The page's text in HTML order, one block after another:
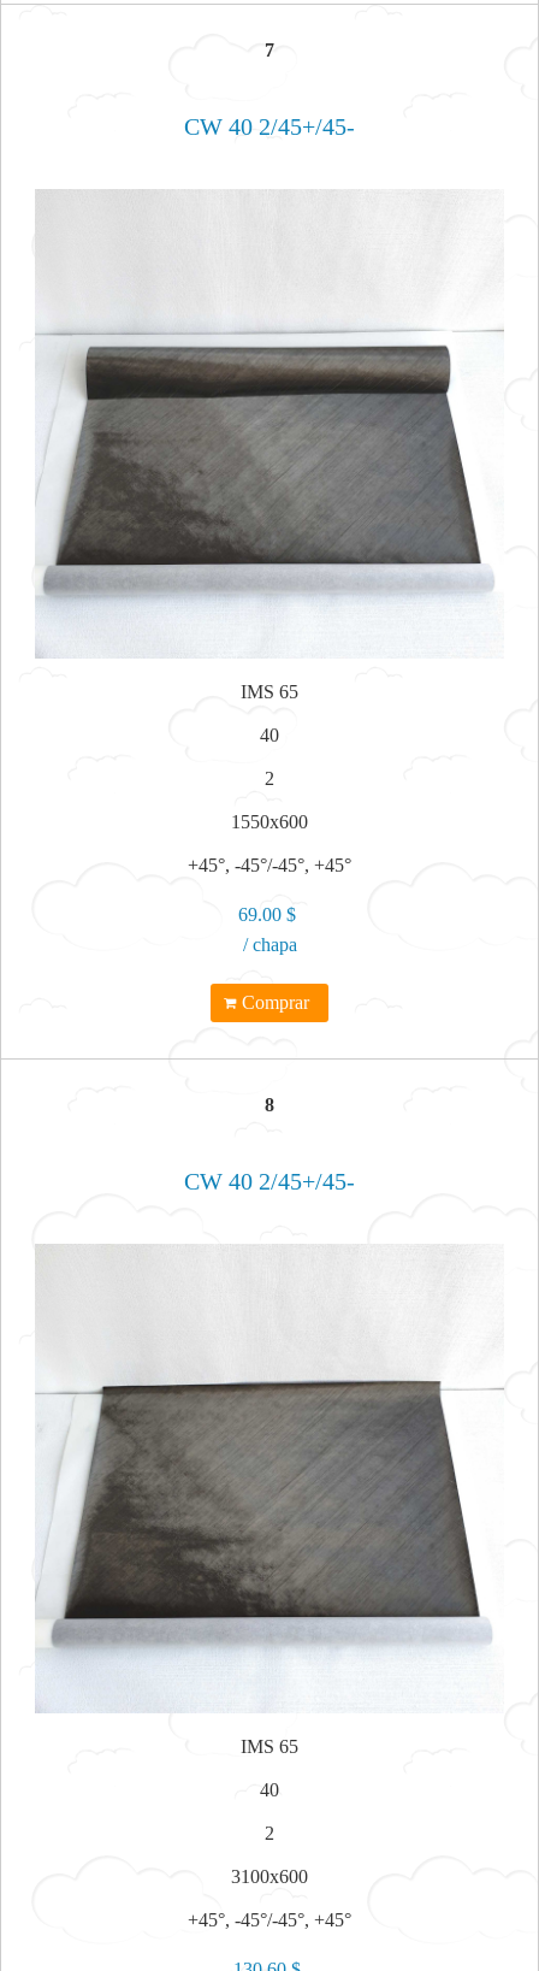
7
CW 40 2/45+/45-
IMS 65
40
2
1550x600
+45°, -45°/-45°, +45°
69.00 $
/ chapa
Comprar
8
CW 40 2/45+/45-
IMS 65
40
2
3100x600
+45°, -45°/-45°, +45°